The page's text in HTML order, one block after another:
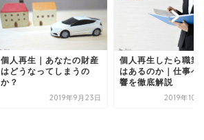
個人再生したら職業制限
はあるのか｜仕事への影
響を徹底解説
2019年10月22日
個人再生でローンが